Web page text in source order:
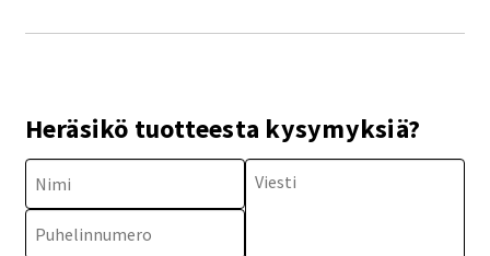
Heräsikö tuotteesta kysymyksiä?